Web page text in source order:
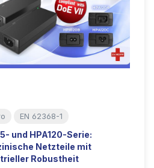
EN 62368-1
und HPA120-Serie:
Netzteile mit
Robustheit